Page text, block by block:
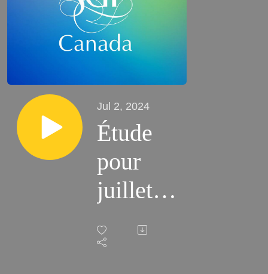
Jul 2, 2024
Étude
pour
juillet
2024